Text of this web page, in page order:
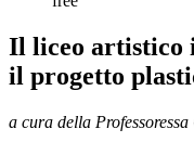
Il liceo artistico
il progetto
a cura della